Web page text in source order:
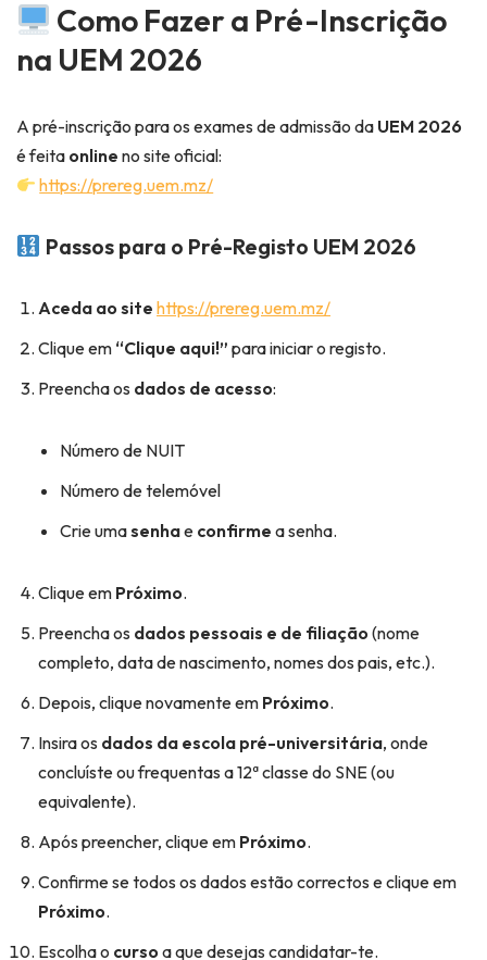
Como Fazer a Pré-Inscrição
na UEM 2026
A pré-inscrição para os exames de admissão da UEM 2026
é feita online no site oficial:
https://prereg.uem.mz/
Passos para o Pré-Registo UEM 2026
Aceda ao site https://prereg.uem.mz/
Clique em “Clique aqui!” para iniciar o registo.
Preencha os dados de acesso:
Número de NUIT
Número de telemóvel
Crie umasenhae confirme a senha.
Clique em Próximo.
Preencha os dados pessoais e de filiação (nome
completo, data de nascimento, nomes dos pais, etc.).
Depois, clique novamente em Próximo.
Insira os dados da escola pré-universitária, onde
concluíste ou frequentas a 12ª classe do SNE (ou
equivalente).
Após preencher, clique em Próximo.
Confirme se todos os dados estão correctos e clique em
Próximo.
Escolha o curso a que desejas candidatar-te.